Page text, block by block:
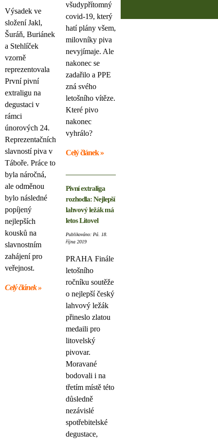
Výsadek ve
složení Jakl,
Šuráň, Buriánek
a Stehlíček
vzorně
reprezentovala
První pivní
extraligu na
degustaci v
rámci
únorových 24.
Reprezentačních
slavností piva v
Táboře. Práce to
byla náročná,
ale odměnou
bylo následné
popíjený
nejlepších
kousků na
slavnostním
zahájení pro
veřejnost.
Celý článek »
všudypřítomný
covid-19, který
hatí plány všem,
milovníky piva
nevyjímaje. Ale
nakonec se
zadařilo a PPE
zná svého
letošního vítěze.
Které pivo
nakonec
vyhrálo?
Celý článek »
Pivní extraliga
rozhodla: Nejlepší
lahvový ležák má
letos Litovel
Publikováno: Pá. 18.
října 2019
PRAHA Finále
letošního
ročníku soutěže
o nejlepší český
lahvový ležák
přineslo zlatou
medaili pro
litovelský
pivovar.
Moravané
bodovali i na
třetím místě této
důsledně
nezávislé
spotřebitelské
degustace,